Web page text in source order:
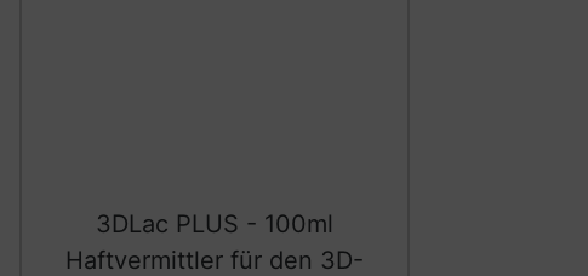
3DLac PLUS - 100ml
Haftvermittler für den 3D-